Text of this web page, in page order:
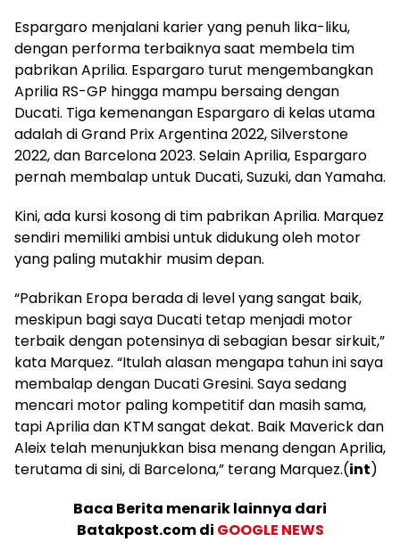
Espargaro menjalani karier yang penuh lika-liku,
dengan performa terbaiknya saat membela tim
pabrikan Aprilia. Espargaro turut mengembangkan
Aprilia RS-GP hingga mampu bersaing dengan
Ducati. Tiga kemenangan Espargaro di kelas utama
adalah di Grand Prix Argentina 2022, Silverstone
2022, dan Barcelona 2023. Selain Aprilia, Espargaro
pernah membalap untuk Ducati, Suzuki, dan Yamaha.
Kini, ada kursi kosong di tim pabrikan Aprilia. Marquez
sendiri memiliki ambisi untuk didukung oleh motor
yang paling mutakhir musim depan.
“Pabrikan Eropa berada di level yang sangat baik,
meskipun bagi saya Ducati tetap menjadi motor
terbaik dengan potensinya di sebagian besar sirkuit,”
kata Marquez. “Itulah alasan mengapa tahun ini saya
membalap dengan Ducati Gresini. Saya sedang
mencari motor paling kompetitif dan masih sama,
tapi Aprilia dan KTM sangat dekat. Baik Maverick dan
Aleix telah menunjukkan bisa menang dengan Aprilia,
terutama di sini, di Barcelona,” terang Marquez.(int)
Baca Berita menarik lainnya dari
Batakpost.com di GOOGLE NEWS